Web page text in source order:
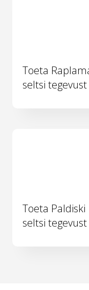
Toeta
seltsi tegevust
Toeta Paldiski
seltsi tegevust